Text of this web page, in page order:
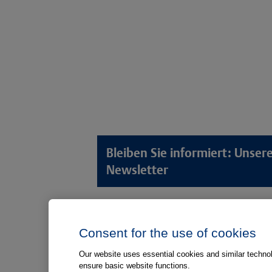
Bleiben Sie informiert:
Newsletter
Anamnese von Patient*innen
Aufnahme von Patient*innen
Aufklärung von Patient*innen
Digitale
Consent for the use of cookies
Our website uses essential cookies and similar
ensure basic website functions.